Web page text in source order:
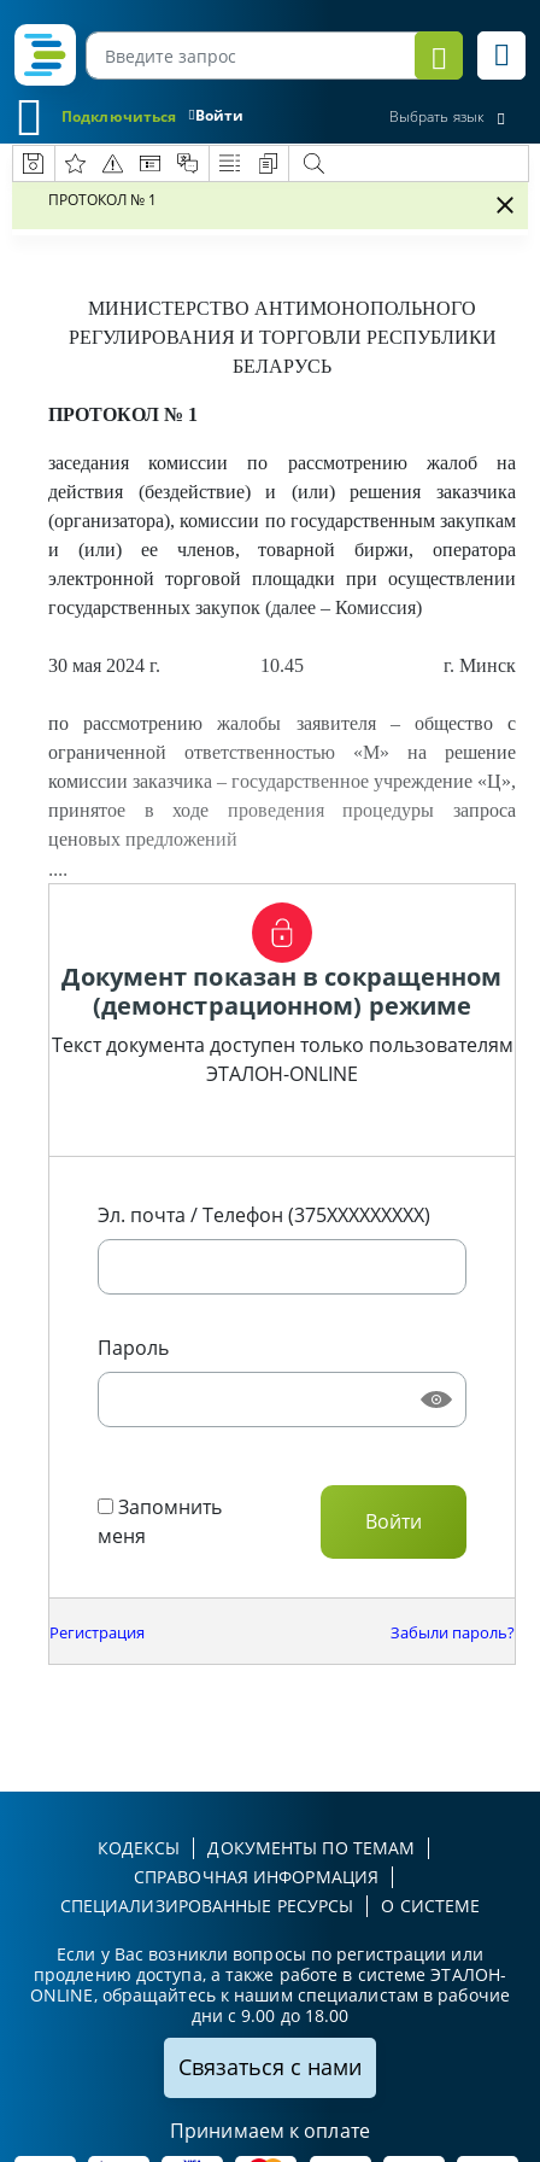
Войти
Подключиться Выбрать язык
ПРОТОКОЛ № 1
МИНИСТЕРСТВО АНТИМОНОПОЛЬНОГО
РЕГУЛИРОВАНИЯ И ТОРГОВЛИ РЕСПУБЛИКИ
БЕЛАРУСЬ
ПРОТОКОЛ № 1
заседания комиссии по рассмотрению жалоб на
действия (бездействие) и (или) решения заказчика
(организатора), комиссии по государственным закупкам
и (или) ее членов, товарной биржи, оператора
электронной торговой площадки при осуществлении
государственных закупок (далее – Комиссия)
30 мая 2024 г. 10.45 г. Минск
по рассмотрению жалобы заявителя – общество с
ограниченной ответственностью «М» на решение
комиссии заказчика – государственное учреждение «Ц»,
принятое в ходе проведения процедуры запроса
ценовых предложений
....
Документ показан в сокращенном
(демонстрационном) режиме
Текст документа доступен только пользователям
ЭТАЛОН-ONLINE
Эл. почта / Телефон (375XXXXXXXXX)
Пароль
Запомнить
меня
Регистрация Забыли пароль?
КОДЕКСЫ
ДОКУМЕНТЫ ПО ТЕМАМ
СПРАВОЧНАЯ ИНФОРМАЦИЯ
СПЕЦИАЛИЗИРОВАННЫЕ РЕСУРСЫ
О СИСТЕМЕ
Если у Вас возникли вопросы по регистрации или
продлению доступа, а также работе в системе ЭТАЛОН-
ONLINE, обращайтесь к нашим специалистам в рабочие
дни с 9.00 до 18.00
Связаться с нами
Принимаем к оплате